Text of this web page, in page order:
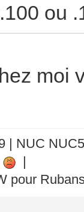
ou
moi
| NUC
|
pour